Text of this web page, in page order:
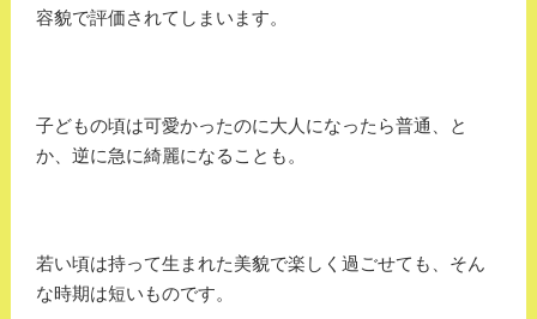
容貌で評価されてしまいます。
子どもの頃は可愛かったのに大人になったら普通、と
か、逆に急に綺麗になることも。
若い頃は持って生まれた美貌で楽しく過ごせても、そん
な時期は短いものです。